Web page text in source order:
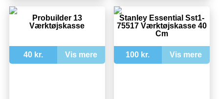
Probuilder 13
Værktøjskasse
40 kr. Vis mere
Stanley Essential Sst1-
75517 Værktøjskasse 40
Cm
100 kr. Vis mere